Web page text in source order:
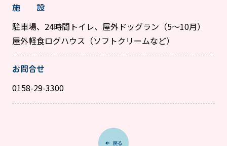
施 設
駐車場、24時間トイレ、屋外ドッグラン（5〜10月）
屋外軽食ログハウス（ソフトクリームなど）
お問合せ
0158-29-3300